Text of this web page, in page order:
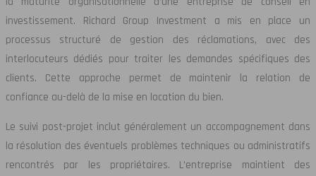
investissement. Richard Group Investment a mis en place un
processus structuré de gestion des réclamations, avec des
interlocuteurs dédiés pour traiter les demandes spécifiques des
clients. Cette approche permet de maintenir la relation de
confiance au-delà de la mise en location du bien.
Le suivi post-projet inclut généralement un accompagnement dans
la résolution des éventuels problèmes techniques ou administratifs
rencontrés par les propriétaires. L’entreprise maintient des